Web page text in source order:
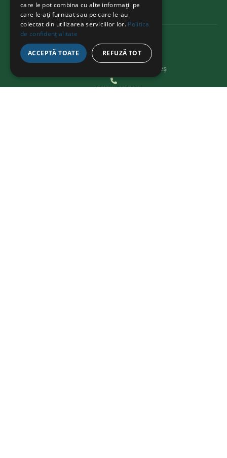
CONTACT
Str. Avram Iancu 37, Târgu Mureș
+40 747 865 096
care le pot combina cu alte informații pe
care le-ați furnizat sau pe care le-au
colectat din utilizarea serviciilor lor. Politica
de confidențialitate
ACCEPTĂ TOATE REFUZĂ TOT